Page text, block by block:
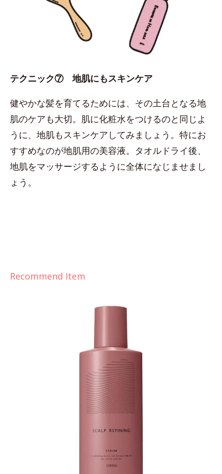
テクニック⑦ 地肌にもスキンケア
健やかな髪を育てるためには、その土台となる地
肌のケアも大切。肌に化粧水をつけるのと同じよ
うに、地肌もスキンケアしてみましょう。特にお
すすめなのが地肌用の美容液。タオルドライ後、
地肌をマッサージするように全体になじませまし
ょう。
Recommend Item